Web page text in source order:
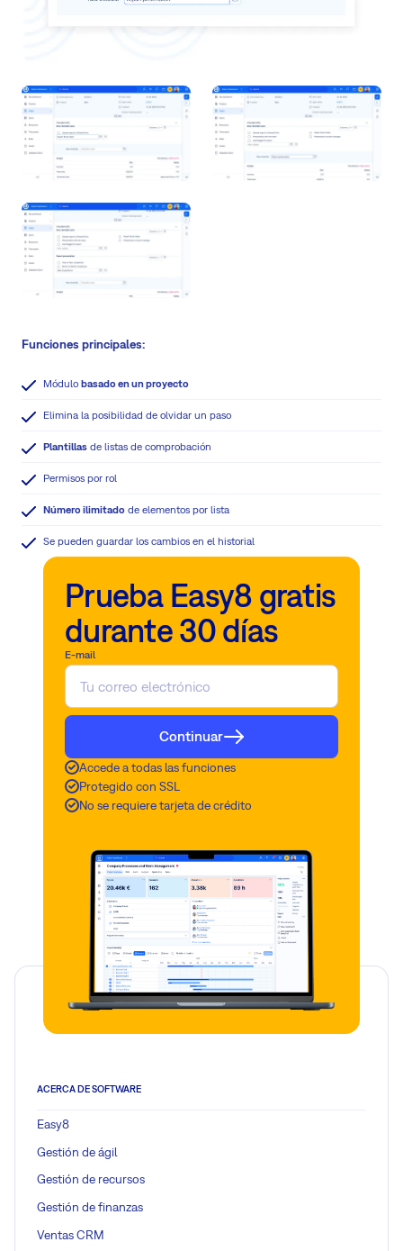
Funciones principales:
Módulo basado en un proyecto
Elimina la posibilidad de olvidar un paso
Plantillas de listas de comprobación
Permisos por rol
Número ilimitado de elementos por lista
Se pueden guardar los cambios en el historial
Prueba Easy8 gratis
durante 30 días
E-mail
Continuar
Accede a todas las funciones
Protegido con SSL
No se requiere tarjeta de crédito
ACERCA DE SOFTWARE
Easy8
Gestión de ágil
Gestión de recursos
Gestión de finanzas
Ventas CRM